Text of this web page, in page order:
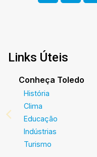
Links Úteis
Conheça Toledo
História
Clima
Educação
Indústrias
Turismo